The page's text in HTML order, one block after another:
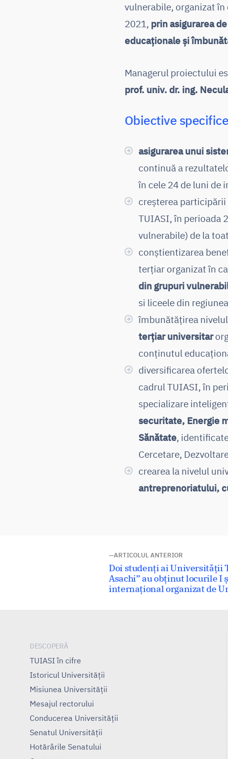
vulnerabile, organizat
2021, prin asigurarea
educaționale și
Managerul proiectului
prof. univ. dr. ing.
Obiective specifice
asigurarea unui
continuă a
în cele 24 de luni de
creșterea
TUIASI, în perioada
vulnerabile) de la
conștientizarea
terțiar organizat în
din grupuri
si liceele din
îmbunătățirea
terțiar universitar
conținutul
diversificarea
cadrul TUIASI, în
specializare
securitate, Energie
Sănătate,
Cercetare,
crearea la nivelul
antreprenoriatului,
ARTICOLUL ANTERIOR
Articolul
anterior:
Doi studenți ai Universității
Asachi” au obținut locurile I
internațional organizat de
DESCOPERĂ
TUIASI în cifre
Istoricul Universităţii
Misiunea Universităţii
Mesajul rectorului
Conducerea Universităţii
Senatul Universității
Hotărârile Senatului